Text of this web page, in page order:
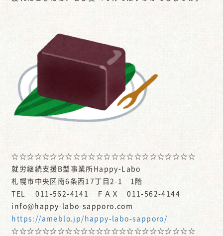
☆☆☆☆☆☆☆☆☆☆☆☆☆☆☆☆☆☆☆☆☆☆☆☆
就労継続支援B型事業所Happy-Labo
札幌市中央区南6条西17丁目2-1 1階
TEL 011-562-4141 ＦＡＸ 011-562-4144
info@happy-labo-sapporo.com
https://ameblo.jp/happy-labo-sapporo/
☆☆☆☆☆☆☆☆☆☆☆☆☆☆☆☆☆☆☆☆☆☆☆☆